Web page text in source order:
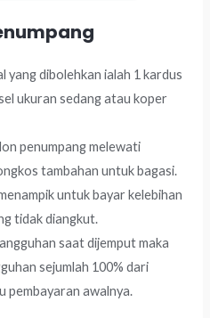
yang dibolehkan ialah 1 kardus
ukuran sedang atau koper
penumpang melewati
tambahan untuk bagasi.
untuk bayar kelebihan
tidak diangkut.
saat dijemput maka
sejumlah 100% dari
pembayaran awalnya.